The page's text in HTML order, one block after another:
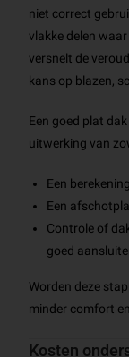
niet correct
vlakke delen
versnelt de
kans op blazen,
Een goed plat
uitwerking van
Een
Een
Controle of
goed
Worden deze
minder comfort
Kosten